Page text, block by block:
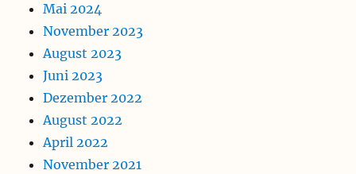
Mai 2024
November 2023
August 2023
Juni 2023
Dezember 2022
August 2022
April 2022
November 2021